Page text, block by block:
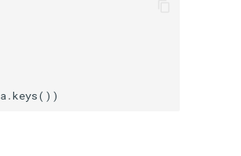
a .keys())